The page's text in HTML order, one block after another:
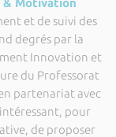
& Motivation
et de suivi des
degrés par la
Innovation et
du Professorat
partenariat avec
intéressant, pour
de proposer